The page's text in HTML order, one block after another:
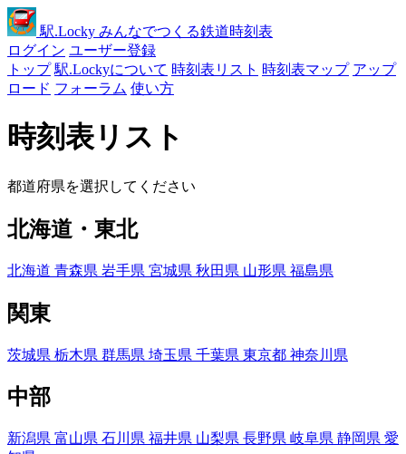
駅.Locky みんなでつくる鉄道時刻表
ログイン ユーザー登録
トップ 駅.Lockyについて 時刻表リスト 時刻表マップ アップ
ロード フォーラム 使い方
時刻表リスト
都道府県を選択してください
北海道・東北
北海道 青森県 岩手県 宮城県 秋田県 山形県 福島県
関東
茨城県 栃木県 群馬県 埼玉県 千葉県 東京都 神奈川県
中部
新潟県 富山県 石川県 福井県 山梨県 長野県 岐阜県 静岡県 愛